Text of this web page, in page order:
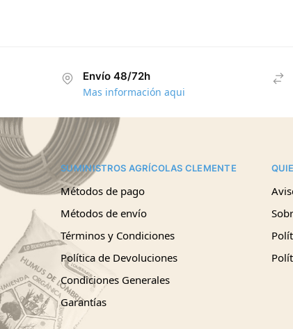
Envío 48/72h
Mas información aqui
SUMINISTROS AGRÍCOLAS CLEMENTE
Métodos de pago
Métodos de envío
Términos y Condiciones
Política de Devoluciones
Condiciones Generales
Garantías